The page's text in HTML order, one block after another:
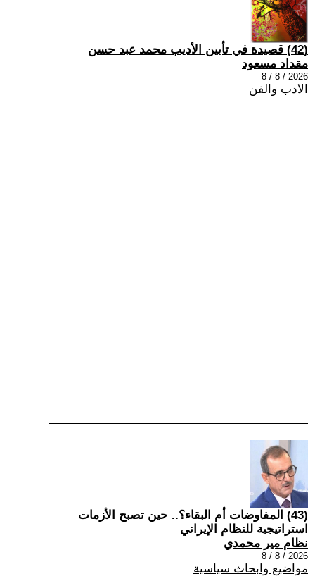
(42) قصيدة في تأبين الأديب محمد عبد حسن
مقداد مسعود
2026 / 8 / 8
الادب والفن
(43) المفاوضات أم البقاء؟.. حين تصبح الأزمات
استراتيجية للنظام الإيراني
نظام مير محمدي
2026 / 8 / 8
مواضيع وابحاث سياسية